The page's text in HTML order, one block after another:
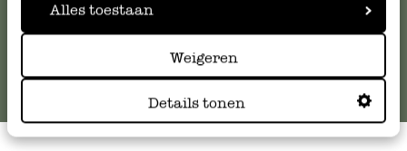
Alles toestaan
Weigeren
Details tonen